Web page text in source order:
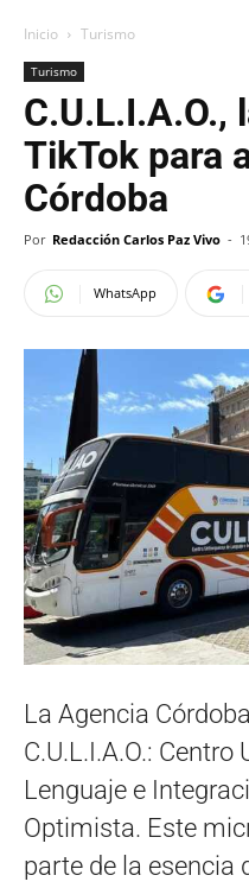
Inicio Turismo
Turismo
C.U.L.I.A.O.,
TikTok para
Córdoba
Por Redacción Carlos Paz Vivo -
WhatsApp
La Agencia
C.U.L.I.A.O.: Centro
Lenguaje e
Optimista. Este
parte de la esencia